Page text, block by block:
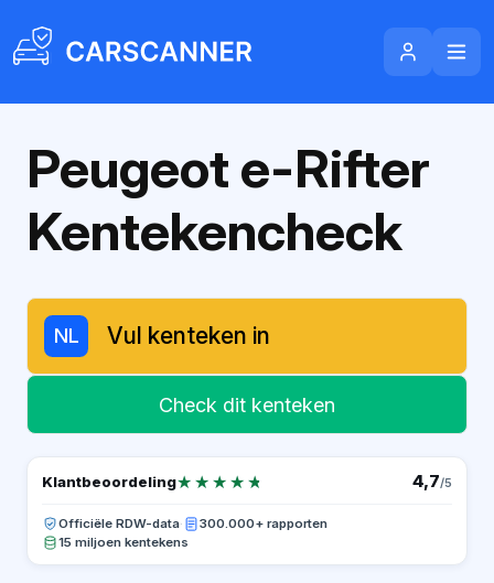
Peugeot e-Rifter
Kentekencheck
NL
Check dit kenteken
Klantbeoordeling★★★★★
★★★★★ 4,7/5
Officiële RDW-data·
300.000+ rapporten
15 miljoen kentekens